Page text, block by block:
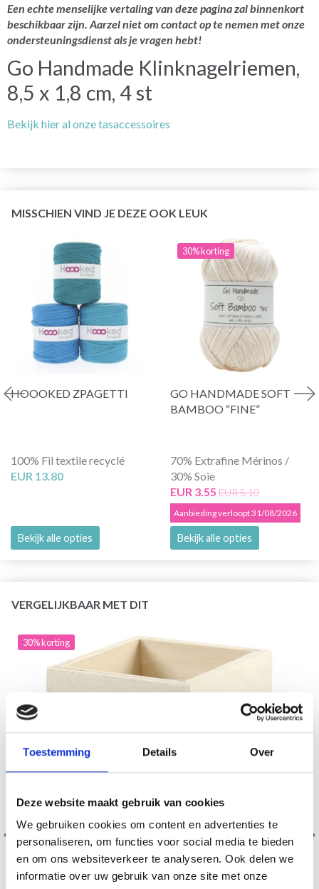
Toestemming Details Over
Deze website maakt gebruik van cookies
We gebruiken cookies om content en advertenties te
personaliseren, om functies voor social media te bieden
en om ons websiteverkeer te analyseren. Ook delen we
informatie over uw gebruik van onze site met onze
Een echte menselijke vertaling van deze pagina zal binnenkort
beschikbaar zijn. Aarzel niet om contact op te nemen met onze
ondersteuningsdienst als je vragen hebt!
Go Handmade Klinknagelriemen,
8,5 x 1,8 cm, 4 st
Bekijk hier al onze tasaccessoires
MISSCHIEN VIND JE DEZE OOK LEUK
HOOOKED ZPAGETTI
100% Fil textile recyclé
EUR 13.80
Bekijk alle opties
30% korting
GO HANDMADE SOFT
BAMBOO “FINE”
70% Extrafine Mérinos /
30% Soie
EUR 3.55 EUR 5.10
Aanbieding verloopt 31/08/2026
Bekijk alle opties
VERGELIJKBAAR MET DIT
30% korting